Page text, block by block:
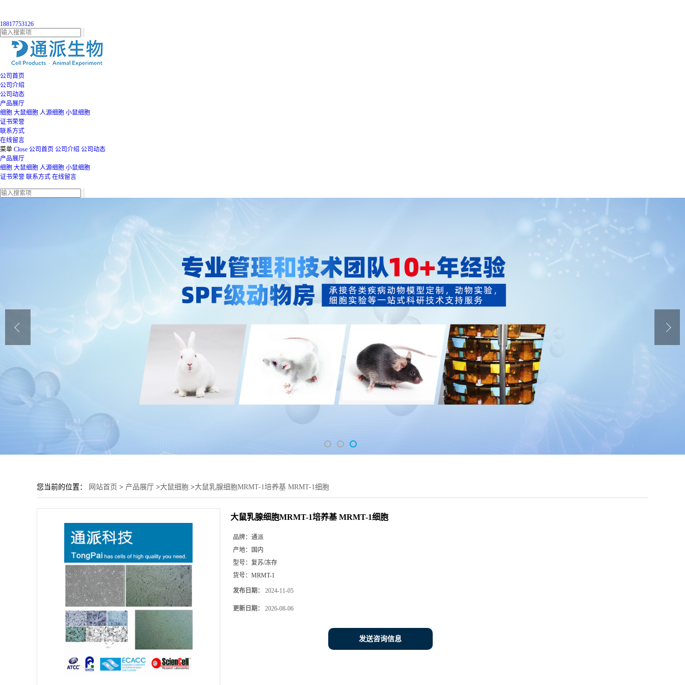
18817753126
公司首页
公司介绍
公司动态
产品展厅
细胞 大鼠细胞 人源细胞 小鼠细胞
证书荣誉
联系方式
在线留言
菜单 Close 公司首页 公司介绍 公司动态
产品展厅
细胞 大鼠细胞 人源细胞 小鼠细胞
证书荣誉 联系方式 在线留言
您当前的位置： 网站首页 > 产品展厅 >大鼠细胞 >大鼠乳腺细胞MRMT-1培养基 MRMT-1细胞
大鼠乳腺细胞MRMT-1培养基 MRMT-1细胞
品牌： 通派
产地：
国内
型号： 复苏/冻存
货号： MRMT-1
发布日期： 2024-11-05
更新日期： 2026-08-06
发送咨询信息